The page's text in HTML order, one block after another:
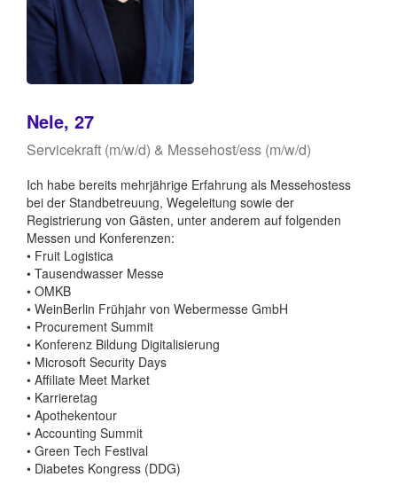
Nele, 27
Servicekraft (m/w/d) & Messehost/ess (m/w/d)
Ich habe bereits mehrjährige Erfahrung als Messehostess
bei der Standbetreuung, Wegeleitung sowie der
Registrierung von Gästen, unter anderem auf folgenden
Messen und Konferenzen:
• Fruit Logistica
• Tausendwasser Messe
• OMKB
• WeinBerlin Frühjahr von Webermesse GmbH
• Procurement Summit
• Konferenz Bildung Digitalisierung
• Microsoft Security Days
• Affiliate Meet Market
• Karrieretag
• Apothekentour
• Accounting Summit
• Green Tech Festival
• Diabetes Kongress (DDG)